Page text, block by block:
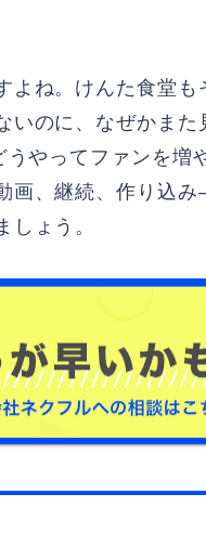
ね。けんた食堂も
いのに、なぜかま
やってファンを増
画、継続、作り込
ょう。